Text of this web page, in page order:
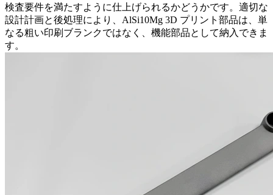
検査要件を満たすように仕上げられるかどうかです。適切な
設計計画と後処理により、AlSi10Mg 3D プリント部品は、単
なる粗い印刷ブランクではなく、機能部品として納入できま
す。